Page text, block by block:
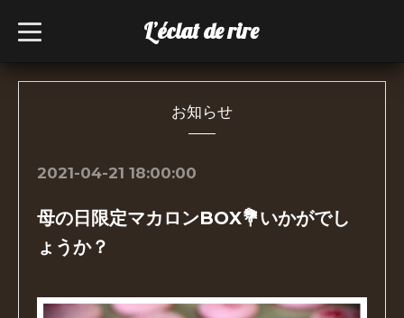
L’éclat de rire
t
o
l
お知らせ
2021-04-21 18:00:00
母の日限定マカロンBOX💐いかがでし
ょうか？